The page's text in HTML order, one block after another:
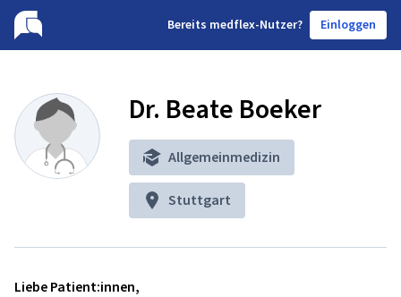
Bereits medflex-Nutzer? Einloggen
Dr. Beate Boeker
Allgemeinmedizin
Stuttgart
Liebe Patient:innen,